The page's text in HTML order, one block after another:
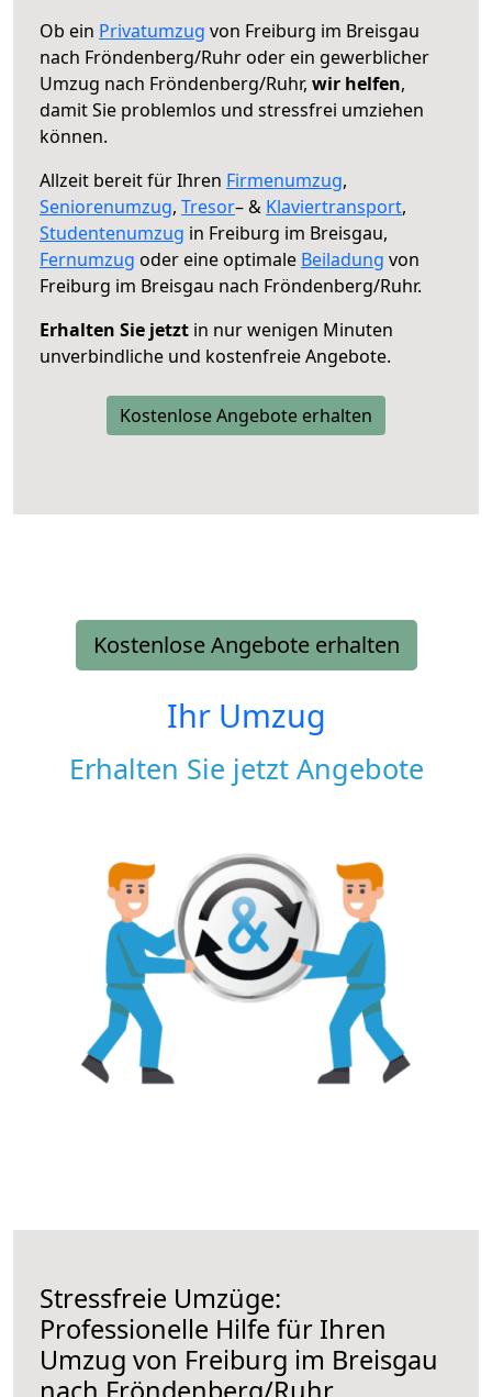
Ob ein Privatumzug von Freiburg im Breisgau
nach Fröndenberg/Ruhr oder ein gewerblicher
Umzug nach Fröndenberg/Ruhr, wir helfen,
damit Sie problemlos und stressfrei umziehen
können.
Allzeit bereit für Ihren Firmenumzug,
Seniorenumzug, Tresor– & Klaviertransport,
Studentenumzug in Freiburg im Breisgau,
Fernumzug oder eine optimale Beiladung von
Freiburg im Breisgau nach Fröndenberg/Ruhr.
Erhalten Sie jetzt in nur wenigen Minuten
unverbindliche und kostenfreie Angebote.
Kostenlose Angebote erhalten
Kostenlose Angebote erhalten
Ihr Umzug
Erhalten Sie jetzt Angebote
Stressfreie Umzüge:
Professionelle Hilfe für Ihren
Umzug von Freiburg im Breisgau